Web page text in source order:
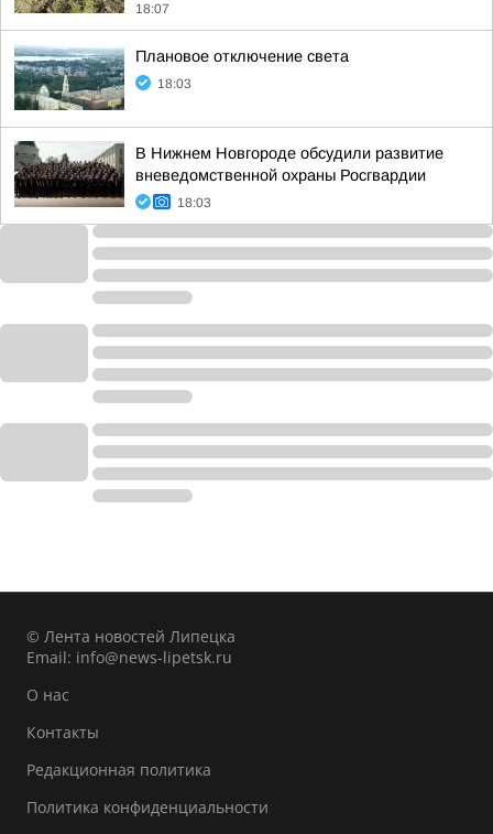
18:07
Плановое отключение света
18:03
В Нижнем Новгороде обсудили развитие
вневедомственной охраны Росгвардии
18:03
© Лента новостей Липецка
Email: info@news-lipetsk.ru
О нас
Контакты
Редакционная политика
Политика конфиденциальности